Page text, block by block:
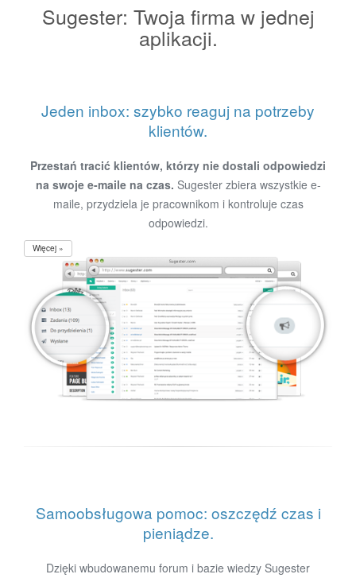
Sugester: Twoja firma w jednej
aplikacji.
Jeden inbox: szybko reaguj na potrzeby
klientów.
Przestań tracić klientów, którzy nie dostali odpowiedzi
na swoje e-maile na czas. Sugester zbiera wszystkie e-
maile, przydziela je pracownikom i kontroluje czas
odpowiedzi.
Więcej »
Samoobsługowa pomoc: oszczędź czas i
pieniądze.
Dzięki wbudowanemu forum i bazie wiedzy Sugester